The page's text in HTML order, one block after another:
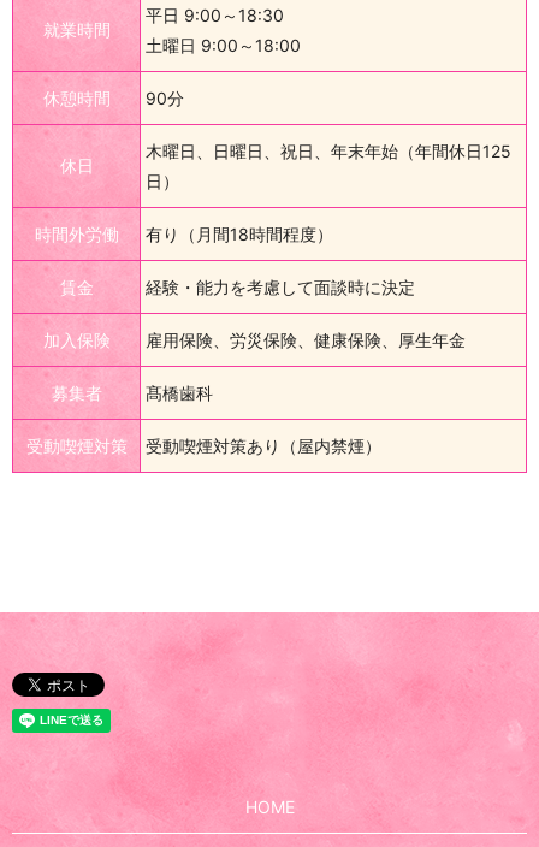
就業時間
平日 9:00～18:30
土曜日 9:00～18:00
休憩時間 90分
休日
木曜日、日曜日、祝日、年末年始（年間休日125
日）
時間外労働 有り（月間18時間程度）
賃金 経験・能力を考慮して面談時に決定
加入保険 雇用保険、労災保険、健康保険、厚生年金
募集者 髙橋歯科
受動喫煙対策 受動喫煙対策あり（屋内禁煙）
HOME